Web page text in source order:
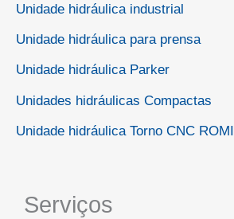
Unidade hidráulica industrial
Unidade hidráulica para prensa
Unidade hidráulica Parker
Unidades hidráulicas Compactas
Unidade hidráulica Torno CNC ROMI
Serviços